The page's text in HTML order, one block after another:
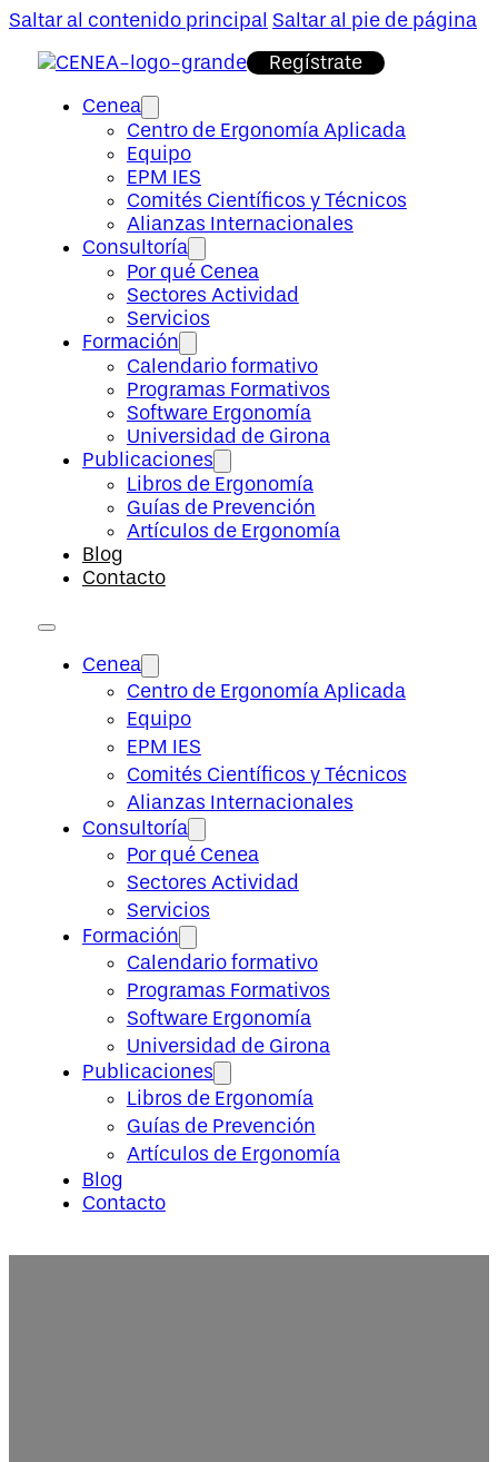
Saltar al contenido principal Saltar al pie de página
Regístrate
Cenea
Centro de Ergonomía Aplicada
Equipo
EPM IES
Comités Científicos y Técnicos
Alianzas Internacionales
Consultoría
Por qué Cenea
Sectores Actividad
Servicios
Formación
Calendario formativo
Programas Formativos
Software Ergonomía
Universidad de Girona
Publicaciones
Libros de Ergonomía
Guías de Prevención
Artículos de Ergonomía
Blog
Contacto
Cenea
Centro de Ergonomía Aplicada
Equipo
EPM IES
Comités Científicos y Técnicos
Alianzas Internacionales
Consultoría
Por qué Cenea
Sectores Actividad
Servicios
Formación
Calendario formativo
Programas Formativos
Software Ergonomía
Universidad de Girona
Publicaciones
Libros de Ergonomía
Guías de Prevención
Artículos de Ergonomía
Blog
Contacto